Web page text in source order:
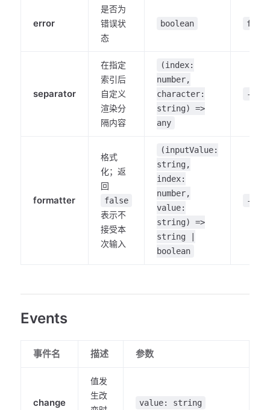
error
是否为
错误状
态
boolean false
separator
在指定
索引后
自定义
渲染分
隔内容
(index:
number,
character:
string) =>
any
-
formatter
格式
化；返
回
false
表示不
接受本
次输入
(inputValue:
string,
index:
number,
value:
string) =>
string |
boolean
-
Events
事件名 描述 参数
change
值发
生改
value: string